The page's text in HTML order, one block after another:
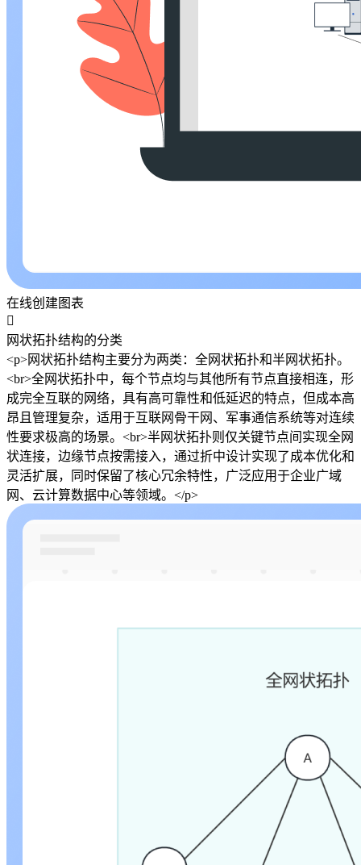
在线创建图表

网状拓扑结构的分类
<p>网状拓扑结构主要分为两类：全网状拓扑和半网状拓扑。
<br>全网状拓扑中，每个节点均与其他所有节点直接相连，形
成完全互联的网络，具有高可靠性和低延迟的特点，但成本高
昂且管理复杂，适用于互联网骨干网、军事通信系统等对连续
性要求极高的场景。<br>半网状拓扑则仅关键节点间实现全网
状连接，边缘节点按需接入，通过折中设计实现了成本优化和
灵活扩展，同时保留了核心冗余特性，广泛应用于企业广域
网、云计算数据中心等领域。</p>